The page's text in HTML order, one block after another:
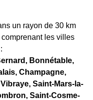
un rayon de 30 km
les villes
Bonnétable,
Champagne,
Saint-Mars-la-
Saint-Cosme-